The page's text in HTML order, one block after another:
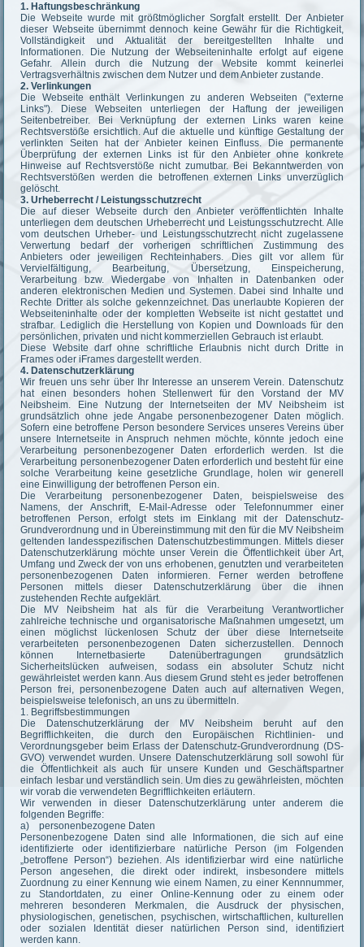
1. Haftungsbeschränkung
Die Webseite wurde mit größtmöglicher Sorgfalt erstellt. Der Anbieter
dieser Webseite übernimmt dennoch keine Gewähr für die Richtigkeit,
Vollständigkeit und Aktualität der bereitgestellten Inhalte und
Informationen. Die Nutzung der Webseiteninhalte erfolgt auf eigene
Gefahr. Allein durch die Nutzung der Website kommt keinerlei
Vertragsverhältnis zwischen dem Nutzer und dem Anbieter zustande.
2. Verlinkungen
Die Webseite enthält Verlinkungen zu anderen Webseiten ("externe
Links"). Diese Webseiten unterliegen der Haftung der jeweiligen
Seitenbetreiber. Bei Verknüpfung der externen Links waren keine
Rechtsverstöße ersichtlich. Auf die aktuelle und künftige Gestaltung der
verlinkten Seiten hat der Anbieter keinen Einfluss. Die permanente
Überprüfung der externen Links ist für den Anbieter ohne konkrete
Hinweise auf Rechtsverstöße nicht zumutbar. Bei Bekanntwerden von
Rechtsverstößen werden die betroffenen externen Links unverzüglich
gelöscht.
3. Urheberrecht / Leistungsschutzrecht
Die auf dieser Webseite durch den Anbieter veröffentlichten Inhalte
unterliegen dem deutschen Urheberrecht und Leistungsschutzrecht. Alle
vom deutschen Urheber- und Leistungsschutzrecht nicht zugelassene
Verwertung bedarf der vorherigen schriftlichen Zustimmung des
Anbieters oder jeweiligen Rechteinhabers. Dies gilt vor allem für
Vervielfältigung, Bearbeitung, Übersetzung, Einspeicherung,
Verarbeitung bzw. Wiedergabe von Inhalten in Datenbanken oder
anderen elektronischen Medien und Systemen. Dabei sind Inhalte und
Rechte Dritter als solche gekennzeichnet. Das unerlaubte Kopieren der
Webseiteninhalte oder der kompletten Webseite ist nicht gestattet und
strafbar. Lediglich die Herstellung von Kopien und Downloads für den
persönlichen, privaten und nicht kommerziellen Gebrauch ist erlaubt.
Diese Website darf ohne schriftliche Erlaubnis nicht durch Dritte in
Frames oder iFrames dargestellt werden.
4. Datenschutzerklärung
Wir freuen uns sehr über Ihr Interesse an unserem Verein. Datenschutz
hat einen besonders hohen Stellenwert für den Vorstand der MV
Neibsheim. Eine Nutzung der Internetseiten der MV Neibsheim ist
grundsätzlich ohne jede Angabe personenbezogener Daten möglich.
Sofern eine betroffene Person besondere Services unseres Vereins über
unsere Internetseite in Anspruch nehmen möchte, könnte jedoch eine
Verarbeitung personenbezogener Daten erforderlich werden. Ist die
Verarbeitung personenbezogener Daten erforderlich und besteht für eine
solche Verarbeitung keine gesetzliche Grundlage, holen wir generell
eine Einwilligung der betroffenen Person ein.
Die Verarbeitung personenbezogener Daten, beispielsweise des
Namens, der Anschrift, E-Mail-Adresse oder Telefonnummer einer
betroffenen Person, erfolgt stets im Einklang mit der Datenschutz-
Grundverordnung und in Übereinstimmung mit den für die MV Neibsheim
geltenden landesspezifischen Datenschutzbestimmungen. Mittels dieser
Datenschutzerklärung möchte unser Verein die Öffentlichkeit über Art,
Umfang und Zweck der von uns erhobenen, genutzten und verarbeiteten
personenbezogenen Daten informieren. Ferner werden betroffene
Personen mittels dieser Datenschutzerklärung über die ihnen
zustehenden Rechte aufgeklärt.
Die MV Neibsheim hat als für die Verarbeitung Verantwortlicher
zahlreiche technische und organisatorische Maßnahmen umgesetzt, um
einen möglichst lückenlosen Schutz der über diese Internetseite
verarbeiteten personenbezogenen Daten sicherzustellen. Dennoch
können Internetbasierte Datenübertragungen grundsätzlich
Sicherheitslücken aufweisen, sodass ein absoluter Schutz nicht
gewährleistet werden kann. Aus diesem Grund steht es jeder betroffenen
Person frei, personenbezogene Daten auch auf alternativen Wegen,
beispielsweise telefonisch, an uns zu übermitteln.
1. Begriffsbestimmungen
Die Datenschutzerklärung der MV Neibsheim beruht auf den
Begrifflichkeiten, die durch den Europäischen Richtlinien- und
Verordnungsgeber beim Erlass der Datenschutz-Grundverordnung (DS-
GVO) verwendet wurden. Unsere Datenschutzerklärung soll sowohl für
die Öffentlichkeit als auch für unsere Kunden und Geschäftspartner
einfach lesbar und verständlich sein. Um dies zu gewährleisten, möchten
wir vorab die verwendeten Begrifflichkeiten erläutern.
Wir verwenden in dieser Datenschutzerklärung unter anderem die
folgenden Begriffe:
a) personenbezogene Daten
Personenbezogene Daten sind alle Informationen, die sich auf eine
identifizierte oder identifizierbare natürliche Person (im Folgenden
„betroffene Person“) beziehen. Als identifizierbar wird eine natürliche
Person angesehen, die direkt oder indirekt, insbesondere mittels
Zuordnung zu einer Kennung wie einem Namen, zu einer Kennnummer,
zu Standortdaten, zu einer Online-Kennung oder zu einem oder
mehreren besonderen Merkmalen, die Ausdruck der physischen,
physiologischen, genetischen, psychischen, wirtschaftlichen, kulturellen
oder sozialen Identität dieser natürlichen Person sind, identifiziert
werden kann.